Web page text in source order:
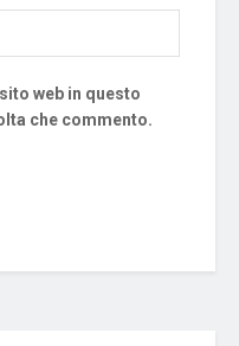
web in questo
che commento.